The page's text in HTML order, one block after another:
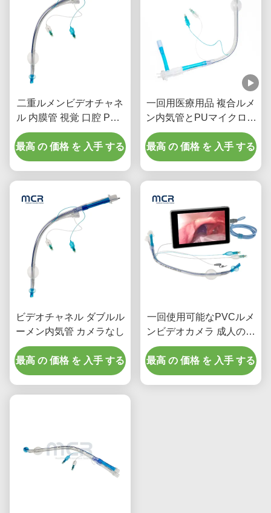
二重ルメンビデオチャネ
ル 内膜管 視覚 口腔 PVC
平面
最高 の 価格 を 入手 する
一回用医療用品 複合ルメ
ン内気管とPUマイクロ薄
いマッチ
最高 の 価格 を 入手 する
ビデオチャネル ダブルル
ーメン内気管 カメラなし
最高 の 価格 を 入手 する
一回使用可能なPVCルメ
ンビデオカメラ 成人のた
めの内気管カヌラ
最高 の 価格 を 入手 する